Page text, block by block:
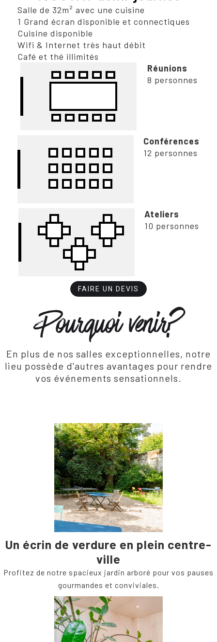
Salle de 32m² avec une cuisine
1 Grand écran disponible et connectiques
Cuisine disponible
Wifi & Internet très haut débit
Café et thé illimités
Réunions
8 personnes
Conférences
12 personnes
Ateliers
10 personnes
FAIRE UN DEVIS
Pourquoi venir?
En plus de nos salles exceptionnelles, notre
lieu possède d'autres avantages pour rendre
vos événements sensationnels.
Un écrin de verdure en plein centre-
ville
Profitez de notre spacieux jardin arboré pour vos pauses
gourmandes et conviviales.